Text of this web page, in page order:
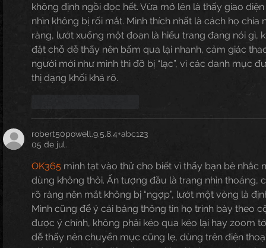
không định ngồi đọc hết. Vừa mở lên là thấy giao
nhìn không bị rối mắt. Mình thích nhất là cách họ
ràng, lướt xuống một đoạn là hiểu trang đang nói gì,
đặt chỗ dễ thấy nên bấm qua lại nhanh, cảm giác
người mới như mình thì đỡ bị “lạc”, vì các danh mục
thị dạng khối khá rõ.
robert50powell.9.5.8.4+abc123
05 de jul.
OK365 mình tạt vào thử cho biết vì thấy bạn bè nhắc
dùng không thôi. Ấn tượng đầu là trang nhìn thoáng,
rõ ràng nên mắt không bị “ngợp”, lướt một vòng là
Mình cũng để ý cái bảng thông tin họ trình bày theo
được ý chính, không phải kéo qua kéo lại hay zoom
dễ thấy nên chuyển mục cũng lẹ, dùng trên điện